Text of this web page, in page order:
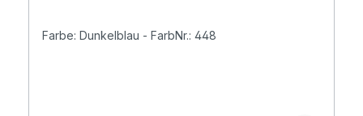
Farbe: Dunkelblau - FarbNr.: 448